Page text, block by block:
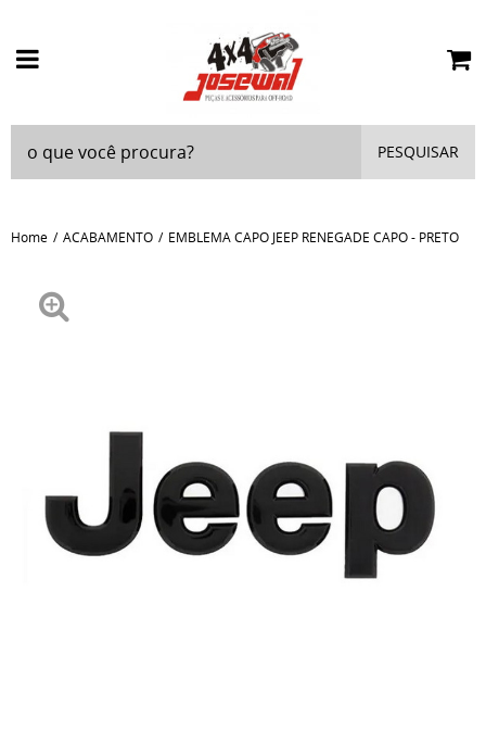
PESQUISAR
Home ACABAMENTO EMBLEMA CAPO JEEP RENEGADE CAPO - PRETO